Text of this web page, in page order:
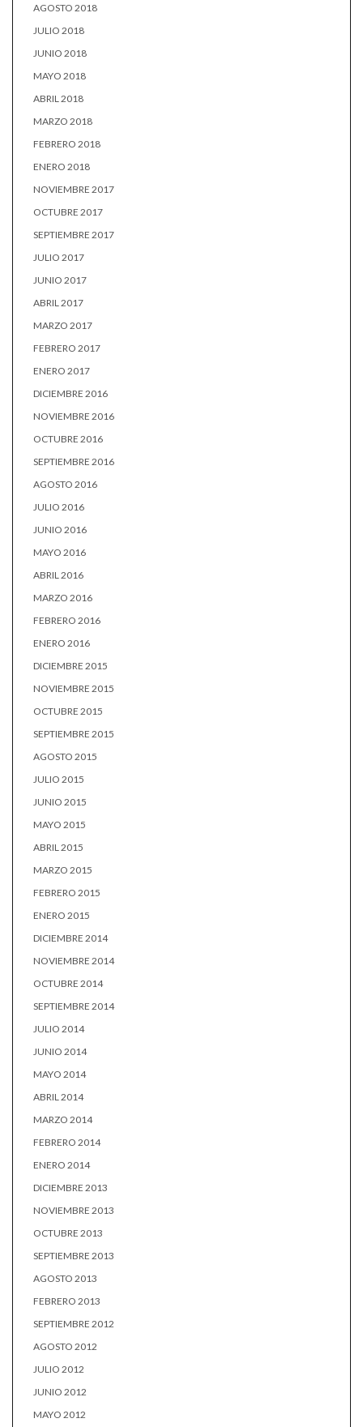
AGOSTO 2018
JULIO 2018
JUNIO 2018
MAYO 2018
ABRIL 2018
MARZO 2018
FEBRERO 2018
ENERO 2018
NOVIEMBRE 2017
OCTUBRE 2017
SEPTIEMBRE 2017
JULIO 2017
JUNIO 2017
ABRIL 2017
MARZO 2017
FEBRERO 2017
ENERO 2017
DICIEMBRE 2016
NOVIEMBRE 2016
OCTUBRE 2016
SEPTIEMBRE 2016
AGOSTO 2016
JULIO 2016
JUNIO 2016
MAYO 2016
ABRIL 2016
MARZO 2016
FEBRERO 2016
ENERO 2016
DICIEMBRE 2015
NOVIEMBRE 2015
OCTUBRE 2015
SEPTIEMBRE 2015
AGOSTO 2015
JULIO 2015
JUNIO 2015
MAYO 2015
ABRIL 2015
MARZO 2015
FEBRERO 2015
ENERO 2015
DICIEMBRE 2014
NOVIEMBRE 2014
OCTUBRE 2014
SEPTIEMBRE 2014
JULIO 2014
JUNIO 2014
MAYO 2014
ABRIL 2014
MARZO 2014
FEBRERO 2014
ENERO 2014
DICIEMBRE 2013
NOVIEMBRE 2013
OCTUBRE 2013
SEPTIEMBRE 2013
AGOSTO 2013
FEBRERO 2013
SEPTIEMBRE 2012
AGOSTO 2012
JULIO 2012
JUNIO 2012
MAYO 2012